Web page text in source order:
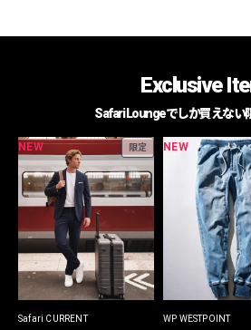
Exclusive
Safari Loungeでしか買えない
NEW 限定
Safari CURRENT
NEW
WP WESTPOINT